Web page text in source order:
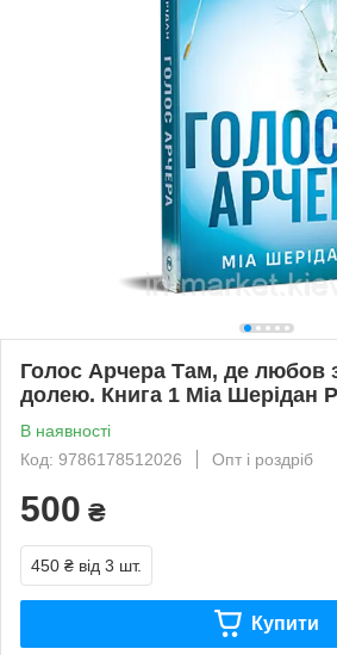
Голос Арчера Там, де любов
долею. Книга 1 Міа Шерідан
В наявності
Код: 9786178512026
Опт і роздріб
500 ₴
450 ₴ від 3 шт.
Купити